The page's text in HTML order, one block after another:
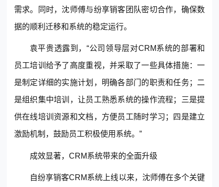
需求。同时，沈师傅与纷享销客团队密切合作，确保数
据的顺利迁移和系统的稳定运行。
袁平贵透露到，“公司领导层对CRM系统的部署和
员工培训给予了高度重视，并采取了一些具体措施：一
是制定详细的实施计划，明确各部门的职责和任务；二
是组织集中培训，让员工熟悉系统的操作流程；三是提
供在线培训资源和文档，方便员工随时学习；四是建立
激励机制，鼓励员工积极使用系统。”
成效显著，CRM系统带来的全面升级
自纷享销客CRM系统上线以来，沈师傅在多个关键